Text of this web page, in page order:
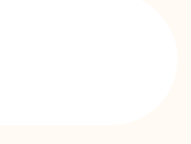
produit des charcuteries
04/24